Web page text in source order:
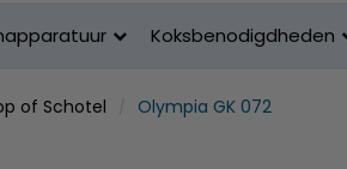
Koksbenodigdheden
of Schotel Olympia GK 072